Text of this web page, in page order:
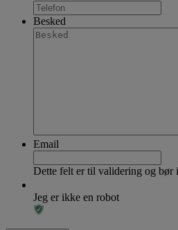
Besked
Email
Dette felt er til validering og bør
Jeg er ikke en robot